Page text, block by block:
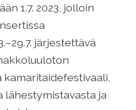
1.7. 2023, jolloin
järjestettävä
lähestymistavasta ja